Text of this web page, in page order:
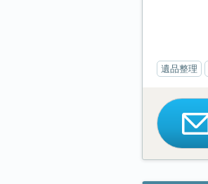
遺品整理